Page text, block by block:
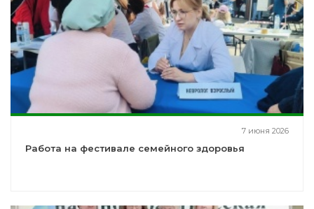
7 июня 2026
Работа на фестивале семейного здоровья